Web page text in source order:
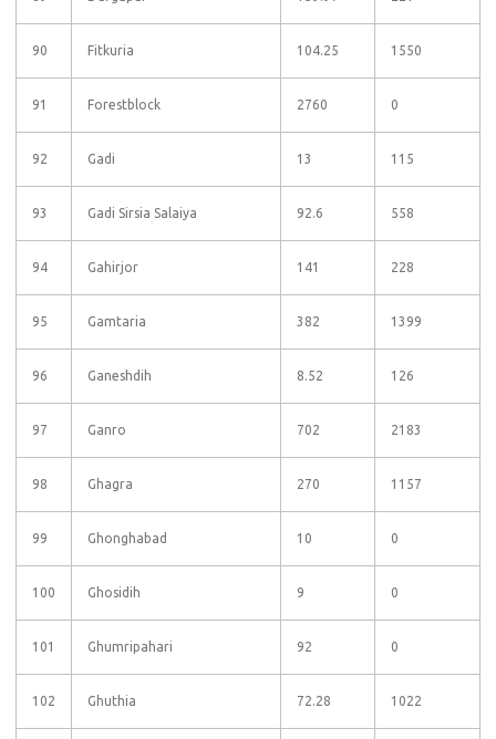
90 Fitkuria 104.25 1550
91 Forestblock 2760 0
92 Gadi 13 115
93 Gadi Sirsia Salaiya 92.6 558
94 Gahirjor 141 228
95 Gamtaria 382 1399
96 Ganeshdih 8.52 126
97 Ganro 702 2183
98 Ghagra 270 1157
99 Ghonghabad 10 0
100 Ghosidih 9 0
101 Ghumripahari 92 0
102 Ghuthia 72.28 1022